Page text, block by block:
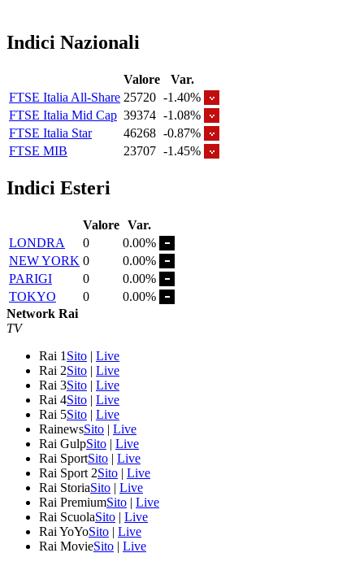
Indici Nazionali
Valore
Var.
FTSE Italia All-Share 25720 -1.40%
FTSE Italia Mid Cap 39374 -1.08%
FTSE Italia Star
46268 -0.87%
FTSE MIB
23707 -1.45%
Indici Esteri
Valore Var.
LONDRA
0
0.00%
NEW YORK 0
0.00%
PARIGI
0
0.00%
TOKYO
0
0.00%
Network Rai
TV
Rai 1 Sito | Live
Rai 2Sito | Live
Rai 3Sito | Live
Rai 4Sito | Live
Rai 5Sito | Live
RainewsSito | Live
Rai GulpSito | Live
Rai SportSito | Live
Rai Sport 2Sito | Live
Rai StoriaSito | Live
Rai PremiumSito | Live
Rai ScuolaSito | Live
Rai YoYoSito | Live
Rai MovieSito | Live